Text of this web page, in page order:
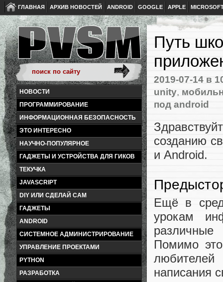
ГЛАВНАЯ АРХИВ НОВОСТЕЙ ANDROID GOOGLE APPLE
НОВОСТИ
ПРОГРАММИРОВАНИЕ
ИНФОРМАЦИОННАЯ БЕЗОПАСНОСТЬ
ЭТО ИНТЕРЕСНО
НАУЧНО-ПОПУЛЯРНОЕ
ГАДЖЕТЫ И УСТРОЙСТВА ДЛЯ ГИКОВ
ТЕКУЧКА
JAVASCRIPT
DIY ИЛИ СДЕЛАЙ САМ
ГАДЖЕТЫ
ANDROID
СИСТЕМНОЕ АДМИНИСТРИРОВАНИЕ
УПРАВЛЕНИЕ ПРОЕКТАМИ
PYTHON
РАЗРАБОТКА
Путь
2019-07-14 в
unity,
под android
созданию
и Android.
Ещё в
урокам
Помимо
любителей
написания